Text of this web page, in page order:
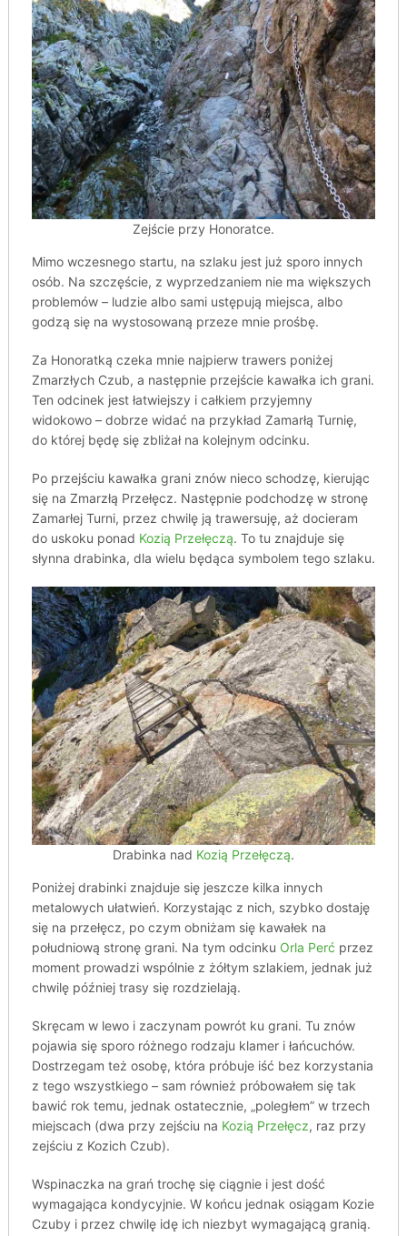
Zejście przy Honoratce.
Mimo wczesnego startu, na szlaku jest już sporo innych
osób. Na szczęście, z wyprzedzaniem nie ma większych
problemów – ludzie albo sami ustępują miejsca, albo
godzą się na wystosowaną przeze mnie prośbę.
Za Honoratką czeka mnie najpierw trawers poniżej
Zmarzłych Czub, a następnie przejście kawałka ich grani.
Ten odcinek jest łatwiejszy i całkiem przyjemny
widokowo – dobrze widać na przykład Zamarłą Turnię,
do której będę się zbliżał na kolejnym odcinku.
Po przejściu kawałka grani znów nieco schodzę, kierując
się na Zmarzłą Przełęcz. Następnie podchodzę w stronę
Zamarłej Turni, przez chwilę ją trawersuję, aż docieram
do uskoku ponad Kozią Przełęczą. To tu znajduje się
słynna drabinka, dla wielu będąca symbolem tego szlaku.
Drabinka nad Kozią Przełęczą.
Poniżej drabinki znajduje się jeszcze kilka innych
metalowych ułatwień. Korzystając z nich, szybko dostaję
się na przełęcz, po czym obniżam się kawałek na
południową stronę grani. Na tym odcinku Orla Perć przez
moment prowadzi wspólnie z żółtym szlakiem, jednak już
chwilę później trasy się rozdzielają.
Skręcam w lewo i zaczynam powrót ku grani. Tu znów
pojawia się sporo różnego rodzaju klamer i łańcuchów.
Dostrzegam też osobę, która próbuje iść bez korzystania
z tego wszystkiego – sam również próbowałem się tak
bawić rok temu, jednak ostatecznie, „poległem” w trzech
miejscach (dwa przy zejściu na Kozią Przełęcz, raz przy
zejściu z Kozich Czub).
Wspinaczka na grań trochę się ciągnie i jest dość
wymagająca kondycyjnie. W końcu jednak osiągam Kozie
Czuby i przez chwilę idę ich niezbyt wymagającą granią.